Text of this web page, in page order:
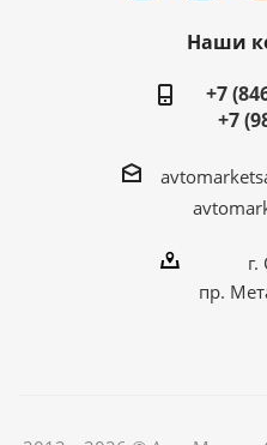
Наши
+7
+7
пр.